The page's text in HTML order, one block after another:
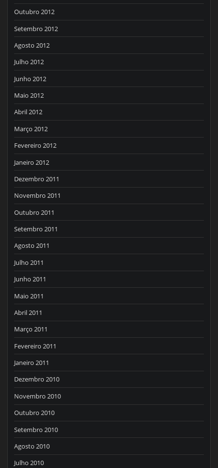
Outubro 2012
Setembro 2012
Agosto 2012
Julho 2012
Junho 2012
Maio 2012
Abril 2012
Março 2012
Fevereiro 2012
Janeiro 2012
Dezembro 2011
Novembro 2011
Outubro 2011
Setembro 2011
Agosto 2011
Julho 2011
Junho 2011
Maio 2011
Abril 2011
Março 2011
Fevereiro 2011
Janeiro 2011
Dezembro 2010
Novembro 2010
Outubro 2010
Setembro 2010
Agosto 2010
Julho 2010